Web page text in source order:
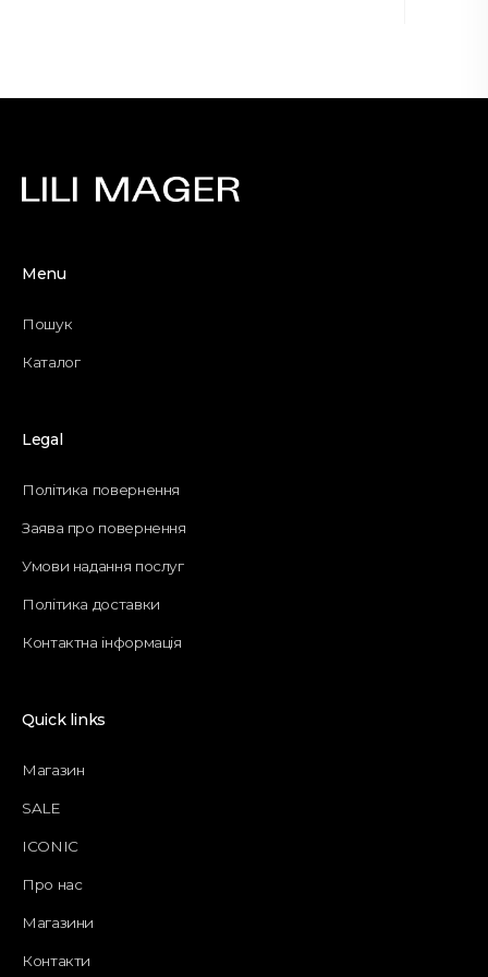
Menu
Пошук
Каталог
Legal
Політика повернення
Заява про повернення
Умови надання послуг
Політика доставки
Контактна інформація
Quick links
Магазин
SALE
ICONIC
Про нас
Магазини
Контакти